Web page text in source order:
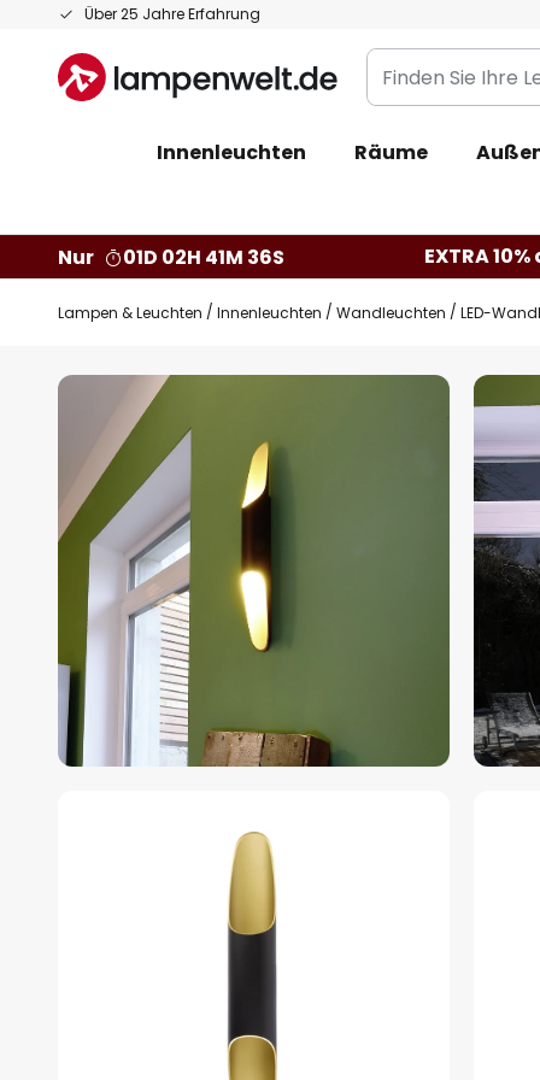
Über 25 Jahre Erfahrung
Zum
springen
Finden
Sie
Leuchte...
Innenleuchten Räume
Nur
01D 02H 41M 35S EXTRA
Lampen & Leuchten Innenleuchten Wandleuchten LED-
Zum
Bildgalerie
springen